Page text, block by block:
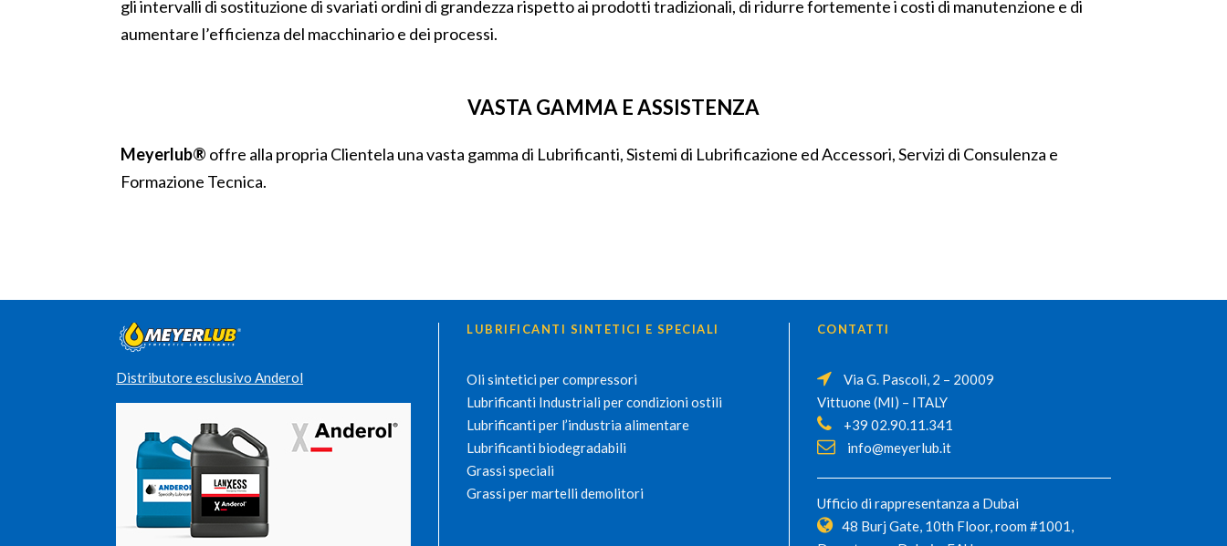
gli intervalli di sostituzione di svariati ordini di grandezza rispetto ai prodotti tradizionali, di ridurre fortemente i costi di manutenzione e di
aumentare l’efficienza del macchinario e dei processi.
VASTA GAMMA E ASSISTENZA
Meyerlub® offre alla propria Clientela una vasta gamma di Lubrificanti, Sistemi di Lubrificazione ed Accessori, Servizi di Consulenza e
Formazione Tecnica.
Distributore esclusivo Anderol
LUBRIFICANTI SINTETICI E SPECIALI
Oli sintetici per compressori
Lubrificanti Industriali per condizioni ostili
Lubrificanti per l’industria alimentare
Lubrificanti biodegradabili
Grassi speciali
Grassi per martelli demolitori
CONTATTI
Via G. Pascoli, 2 – 20009
Vittuone (MI) – ITALY
+39 02.90.11.341
info@meyerlub.it
Ufficio di rappresentanza a Dubai
48 Burj Gate, 10th Floor, room #1001,